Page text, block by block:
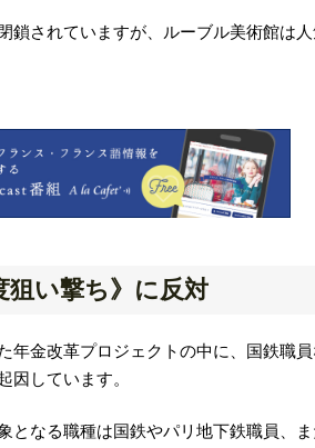
鎖されていますが、ルーブル美術館は
狙い撃ち》に反対
年金改革プロジェクトの中に、国鉄職
因しています。
となる職種は国鉄やパリ地下鉄職員、